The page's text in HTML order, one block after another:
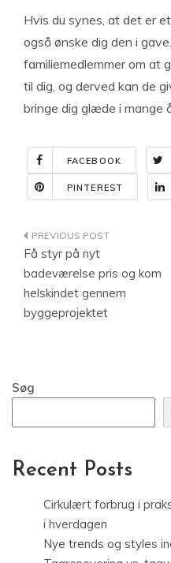
Hvis du synes, at det er
også ønske dig den i
familiemedlemmer om at
til dig, og derved kan de
bringe dig glæde i mange
FACEBOOK
PINTEREST
Få styr på nyt
badeværelse pris og kom
helskindet gennem
byggeprojektet
Søg
Recent Posts
Cirkulært forbrug i
i hverdagen
Nye trends og styles